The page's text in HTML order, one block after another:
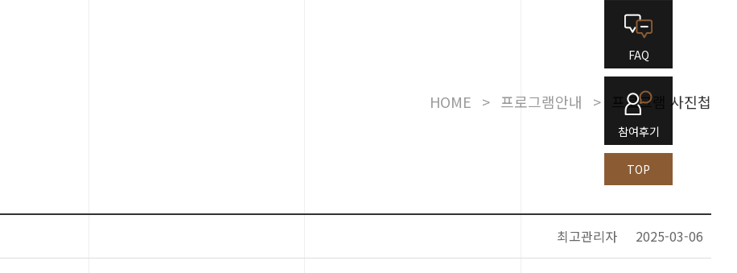
HOME > 프로그램안내 > 프로그램 사진첩
최고관리자 2025-03-06
FAQ
참여후기
TOP